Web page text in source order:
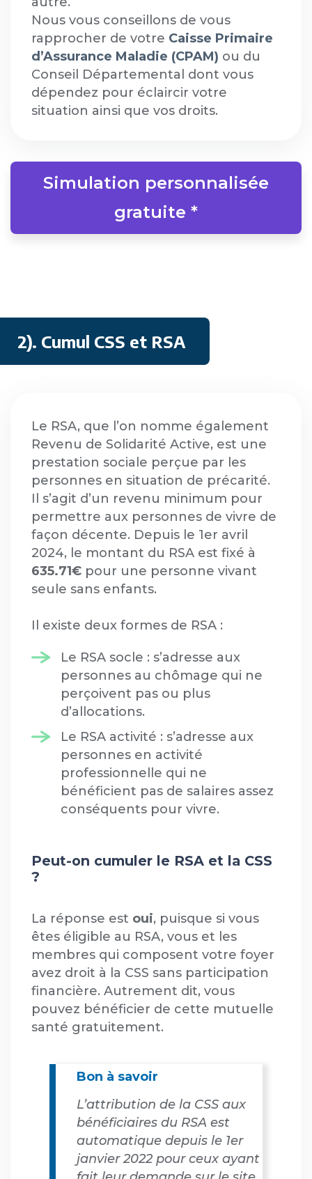
Nous vous conseillons de vous
rapprocher de votre Caisse Primaire
d’Assurance Maladie (CPAM) ou du
Conseil Départemental dont vous
dépendez pour éclaircir votre
situation ainsi que vos droits.
Simulation personnalisée
gratuite *
2). Cumul CSS et RSA
Le RSA, que l’on nomme également
Revenu de Solidarité Active, est une
prestation sociale perçue par les
personnes en situation de précarité.
Il s’agit d’un revenu minimum pour
permettre aux personnes de vivre de
façon décente. Depuis le 1er avril
2024, le montant du RSA est fixé à
635.71€ pour une personne vivant
seule sans enfants.
Il existe deux formes de RSA :
Le RSA socle : s’adresse aux
personnes au chômage qui ne
perçoivent pas ou plus
d’allocations.
Le RSA activité : s’adresse aux
personnes en activité
professionnelle qui ne
bénéficient pas de salaires assez
conséquents pour vivre.
Peut-on cumuler le RSA et la CSS
?
La réponse est oui, puisque si vous
êtes éligible au RSA, vous et les
membres qui composent votre foyer
avez droit à la CSS sans participation
financière. Autrement dit, vous
pouvez bénéficier de cette mutuelle
santé gratuitement.
Bon à savoir
L’attribution de la CSS aux
bénéficiaires du RSA est
automatique depuis le 1er
janvier 2022 pour ceux ayant